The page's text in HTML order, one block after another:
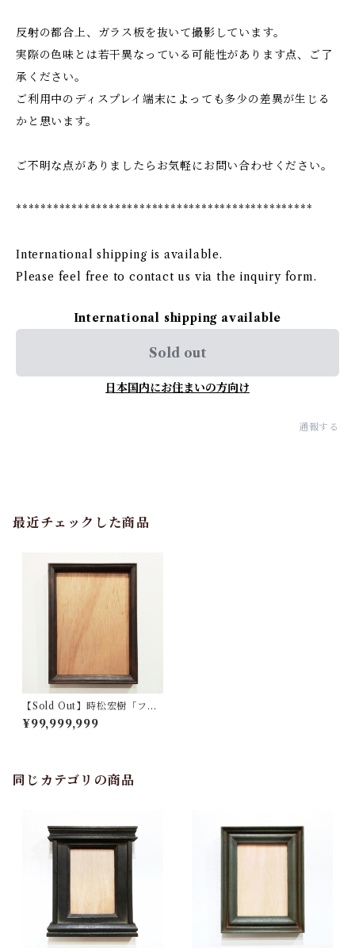
反射の都合上、ガラス板を抜いて撮影しています。
実際の色味とは若干異なっている可能性があります点、ご了
承ください。
ご利用中のディスプレイ端末によっても多少の差異が生じる
かと思います。
ご不明な点がありましたらお気軽にお問い合わせください。
************************************************
International shipping is available.
Please feel free to contact us via the inquiry form.
International shipping available
Sold out
日本国内にお住まいの方向け
通報する
最近チェックした商品
【Sold Out】時松宏樹「フレ
ーム（ブラウン・A4サイ
ズ）」
¥99,999,999
同じカテゴリの商品